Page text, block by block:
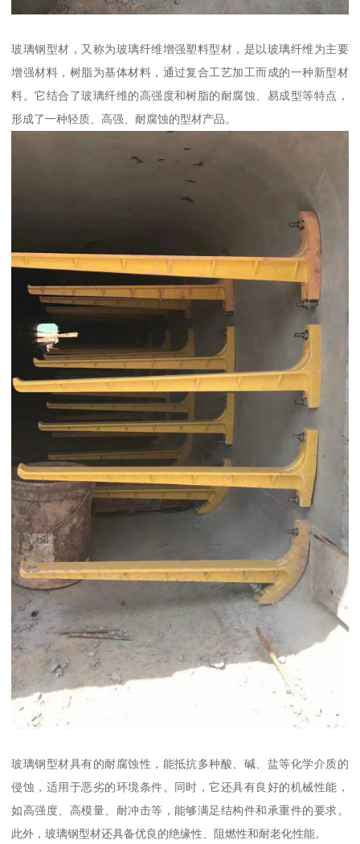
玻璃钢型材，又称为玻璃纤维增强塑料型材，是以玻璃纤维为主要
增强材料，树脂为基体材料，通过复合工艺加工而成的一种新型材
料。它结合了玻璃纤维的高强度和树脂的耐腐蚀、易成型等特点，
形成了一种轻质、高强、耐腐蚀的型材产品。
玻璃钢型材具有的耐腐蚀性，能抵抗多种酸、碱、盐等化学介质的
侵蚀，适用于恶劣的环境条件。同时，它还具有良好的机械性能，
如高强度、高模量、耐冲击等，能够满足结构件和承重件的要求。
此外，玻璃钢型材还具备优良的绝缘性、阻燃性和耐老化性能。